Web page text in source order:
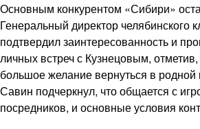
Основным конкурентом «Сибири»
Генеральный директор челябинского
подтвердил заинтересованность и
личных встреч с Кузнецовым,
большое желание вернуться в родной
Савин подчеркнул, что общается с
посредников, и основные условия